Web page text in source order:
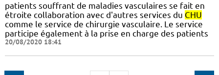
patients souffrant de maladies vasculaires se fait en
étroite collaboration avec d'autres services du CHU
comme le service de chirurgie vasculaire. Le service
participe également à la prise en charge des patients
20/08/2020 18:41